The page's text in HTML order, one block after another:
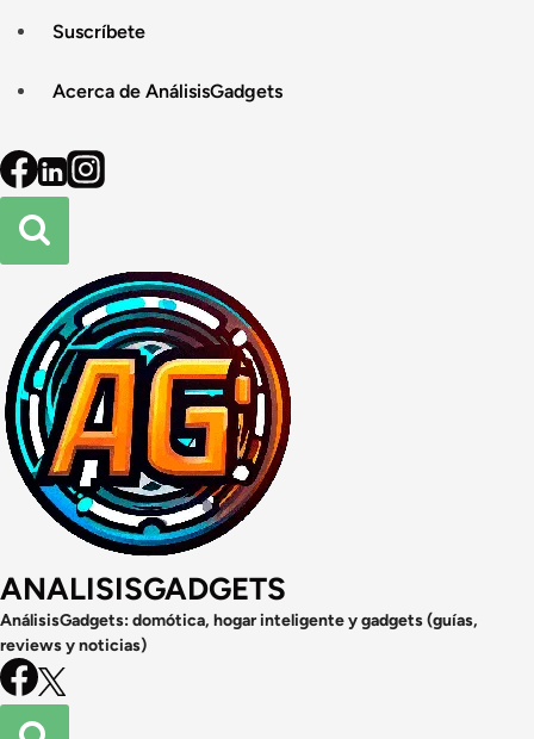
Suscríbete
Acerca de AnálisisGadgets
ANALISISGADGETS
AnálisisGadgets: domótica, hogar inteligente y gadgets (guías,
reviews y noticias)